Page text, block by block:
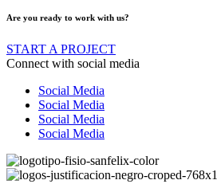
Are you ready to work with us?
START A PROJECT
Connect with social media
Social Media
Social Media
Social Media
Social Media